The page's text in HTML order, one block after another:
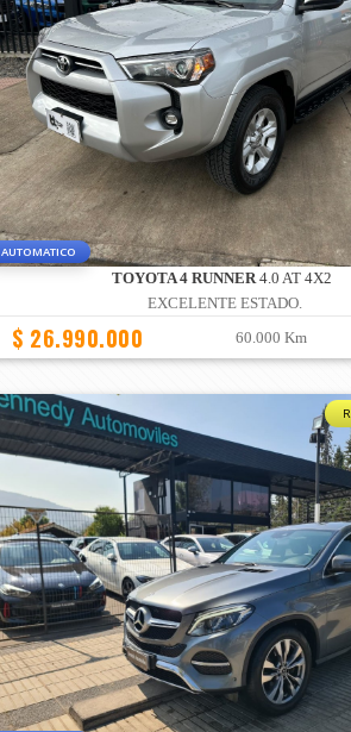
AUTOMATICO
TOYOTA 4 RUNNER4.0 AT 4X2
EXCELENTE ESTADO.
$ 26.990.000 60.000 Km